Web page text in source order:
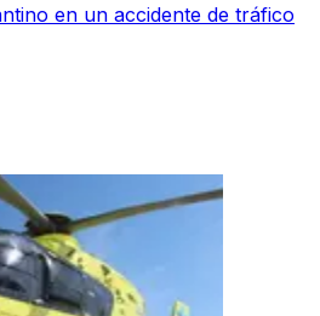
en un accidente de tráfico